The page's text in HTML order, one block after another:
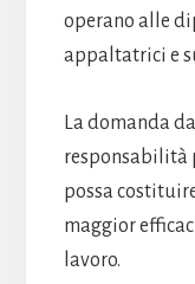
operano alle
appaltatrici e
La domanda
responsabilità
possa
maggior
lavoro.